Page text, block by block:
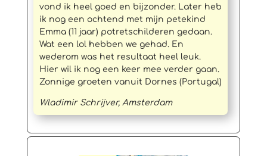
vond ik heel goed en bijzonder. Later heb
ik nog een ochtend met mijn petekind
Emma (11 jaar) potretschilderen gedaan.
Wat een lol hebben we gehad. En
wederom was het resultaat heel leuk.
Hier wil ik nog een keer mee verder gaan.
Zonnige groeten vanuit Dornes (Portugal)
Wladimir Schrijver, Amsterdam